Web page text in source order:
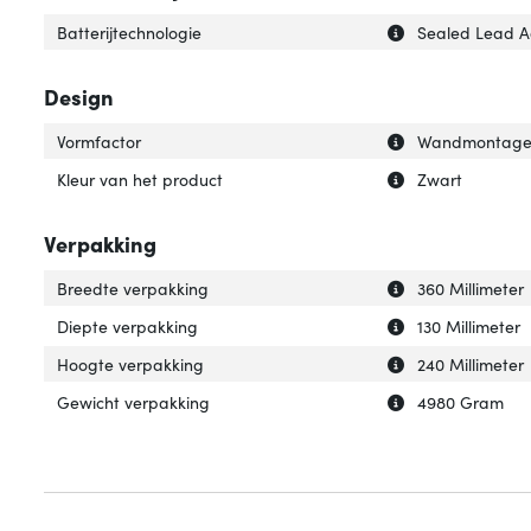
Uitleg over
Verberg uitleg
Batterijtechnologie Sealed Lead
Design
Uitleg over
Verberg uitleg
Vormfactor
Wandmontage
Uitleg over
Verberg uitleg
Kleur van het product Zwart
Verpakking
Uitleg over
Verberg uitleg
Breedte verpakking
360 Millimeter
Uitleg over
Verberg uitleg
Diepte verpakking
130 Millimeter
Uitleg over
Verberg uitleg
Hoogte verpakking
240 Millimeter
Uitleg over
Verberg uitleg
Gewicht verpakking 4980 Gram